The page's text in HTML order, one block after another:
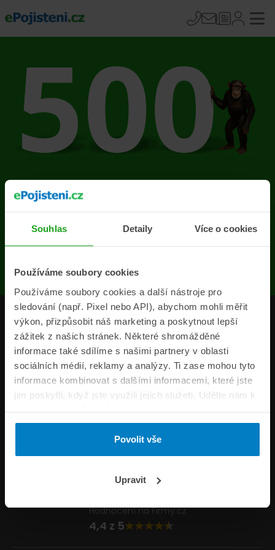
Souhlas Detaily Více o cookies
Používáme soubory cookies
Používáme soubory cookies a další nástroje pro
sledování (např. Pixel nebo API), abychom mohli měřit
výkon, přizpůsobit náš marketing a poskytnout lepší
zážitek z našich stránek. Některé shromážděné
informace také sdílíme s našimi partnery v oblasti
sociálních médií, reklamy a analýzy. Ti zase mohou tyto
informace kombinovat s dalšími informacemi, které jste
jim poskytli, když jste využili jejich služeb. Udělte nám k
tomu prosím svůj souhlas.
Povolit vše
Upravit
Na stránce se vyskytla
chyba
Produkty
Pojišťovny
Informace
ePojisteni.cz
Formuláře
Napište nám
Hodnocení na Firmy.cz
4,4 z 5